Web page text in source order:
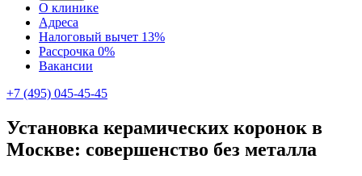
О клинике
Адреса
Налоговый вычет 13%
Рассрочка 0%
Вакансии
+7 (495) 045-45-45
Установка керамических коронок в
Москве: совершенство без металла